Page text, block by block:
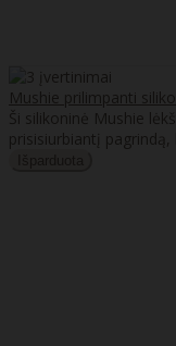
Mushie prilimpanti
Ši silikoninė Mushie
prisisiurbiantį pagrindą,